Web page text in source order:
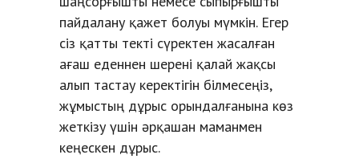
пайдалану қажет болуы мүмкін. Егер
сіз қатты текті сүректен жасалған
ағаш еденнен шерені қалай жақсы
алып тастау керектігін білмесеңіз,
жұмыстың дұрыс орындалғанына көз
жеткізу үшін әрқашан маманмен
кеңескен дұрыс.